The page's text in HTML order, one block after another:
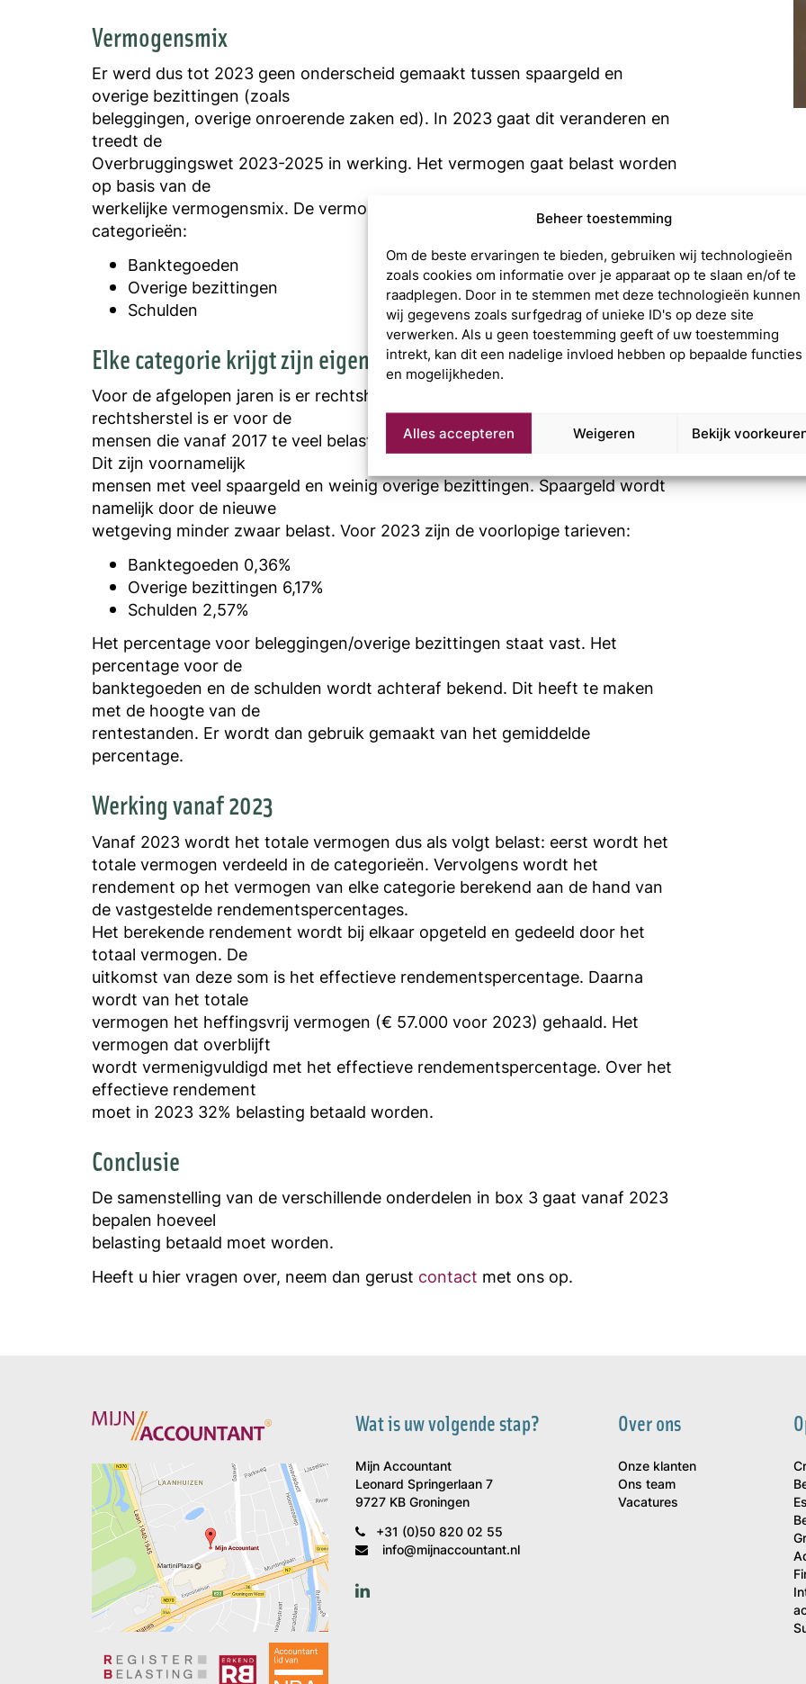
Beheer toestemming
Om de beste ervaringen te bieden, gebruiken wij technologieën
zoals cookies om informatie over je apparaat op te slaan en/of te
raadplegen. Door in te stemmen met deze technologieën kunnen
wij gegevens zoals surfgedrag of unieke ID's op deze site
verwerken. Als u geen toestemming geeft of uw toestemming
intrekt, kan dit een nadelige invloed hebben op bepaalde functies
en mogelijkheden.
Alles accepteren Weigeren Bekijk
Vermogensmix
Er werd dus tot 2023 geen onderscheid gemaakt tussen spaargeld en
overige bezittingen (zoals
beleggingen, overige onroerende zaken ed). In 2023 gaat dit veranderen en
treedt de
Overbruggingswet 2023-2025 in werking. Het vermogen gaat belast worden
op basis van de
werkelijke vermogensmix. De vermogensmix wordt verdeeld in drie
categorieën:
Banktegoeden
Overige bezittingen
Schulden
Elke categorie krijgt zijn eigen rendementspercentage
Voor de afgelopen jaren is er rechtsherstel in het leven geroepen. Het
rechtsherstel is er voor de
mensen die vanaf 2017 te veel belasting hebben betaald over hun vermogen.
Dit zijn voornamelijk
mensen met veel spaargeld en weinig overige bezittingen. Spaargeld wordt
namelijk door de nieuwe
wetgeving minder zwaar belast. Voor 2023 zijn de voorlopige tarieven:
Banktegoeden 0,36%
Overige bezittingen 6,17%
Schulden 2,57%
Het percentage voor beleggingen/overige bezittingen staat vast. Het
percentage voor de
banktegoeden en de schulden wordt achteraf bekend. Dit heeft te maken
met de hoogte van de
rentestanden. Er wordt dan gebruik gemaakt van het gemiddelde
percentage.
Werking vanaf 2023
Vanaf 2023 wordt het totale vermogen dus als volgt belast: eerst wordt het
totale vermogen verdeeld in de categorieën. Vervolgens wordt het
rendement op het vermogen van elke categorie berekend aan de hand van
de vastgestelde rendementspercentages.
Het berekende rendement wordt bij elkaar opgeteld en gedeeld door het
totaal vermogen. De
uitkomst van deze som is het effectieve rendementspercentage. Daarna
wordt van het totale
vermogen het heffingsvrij vermogen (€ 57.000 voor 2023) gehaald. Het
vermogen dat overblijft
wordt vermenigvuldigd met het effectieve rendementspercentage. Over het
effectieve rendement
moet in 2023 32% belasting betaald worden.
Conclusie
De samenstelling van de verschillende onderdelen in box 3 gaat vanaf 2023
bepalen hoeveel
belasting betaald moet worden.
Heeft u hier vragen over, neem dan gerust contact met ons op.
Wat is uw volgende stap?
Mijn Accountant
Leonard Springerlaan 7
9727 KB Groningen
+31 (0)50 820 02 55
info@mijnaccountant.nl
Over ons
Onze klanten
Ons team
Vacatures